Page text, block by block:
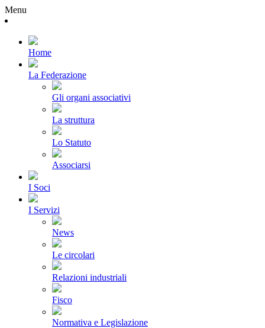
Menu
Home
La Federazione
Gli organi associativi
La struttura
Lo Statuto
Associarsi
I Soci
I Servizi
News
Le circolari
Relazioni industriali
Fisco
Normativa e Legislazione